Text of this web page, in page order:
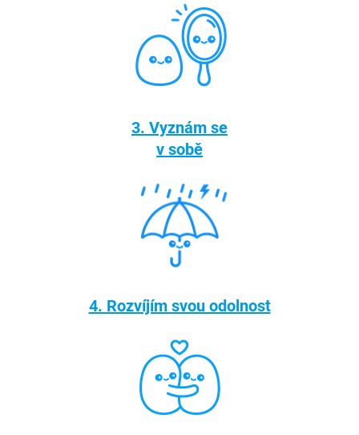
3. Vyznám se
v sobě
4. Rozvíjím svou odolnost